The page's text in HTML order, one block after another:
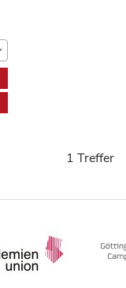
1 Treffer